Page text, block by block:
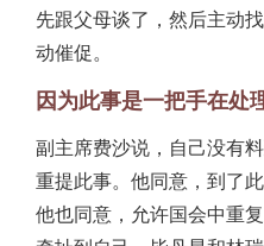
先跟父母谈了，然后主动
动催促。
因为此事是一把手在处
副主席费沙说，自己没有
重提此事。他同意，到了
他也同意，允许国会中重